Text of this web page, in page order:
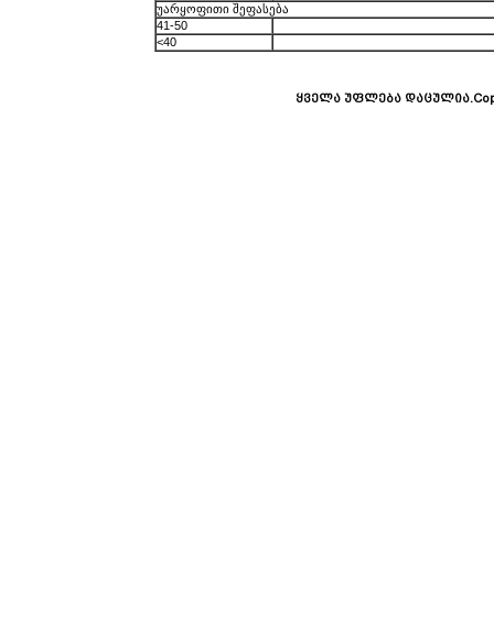
უარყოფითი შეფასება
41-50
<40
ყველა უფლება